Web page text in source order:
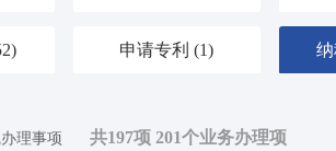
申请专利(1)
理事项 共197项 201个业务办理项